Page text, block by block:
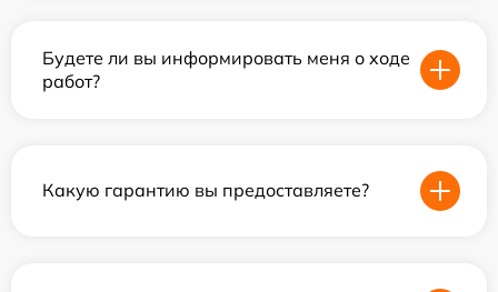
Будете ли вы информировать меня о ходе
работ?
Какую гарантию вы предоставляете?